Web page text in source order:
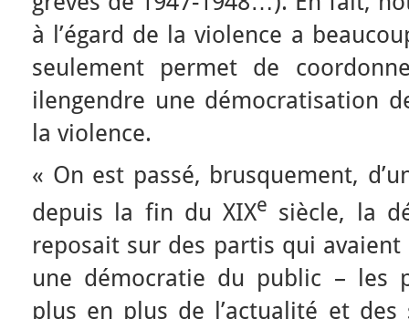
à l’égard de la violence a
seulement permet de
ilengendre une démocratisation
la violence.
« On est passé, brusquement,
depuis la fin du XIXe siècle, la
reposait sur des partis qui
une démocratie du public – les
plus en plus de l’actualité et des